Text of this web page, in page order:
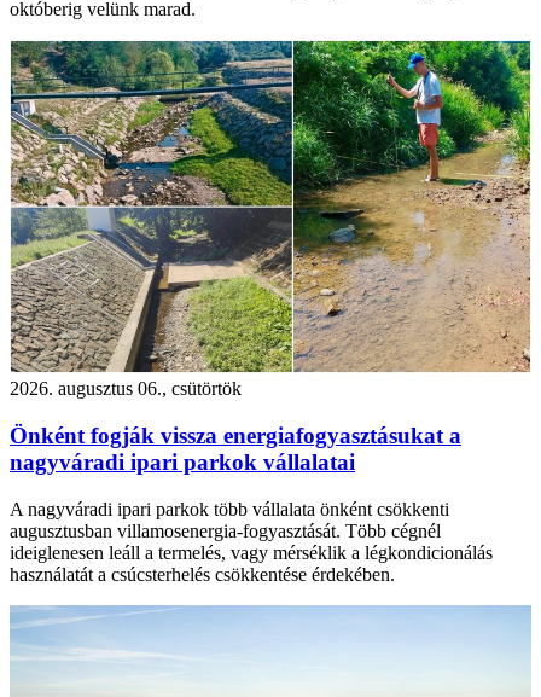
októberig velünk marad.
2026. augusztus 06., csütörtök
Önként fogják vissza energiafogyasztásukat a
nagyváradi ipari parkok vállalatai
A nagyváradi ipari parkok több vállalata önként csökkenti
augusztusban villamosenergia-fogyasztását. Több cégnél
ideiglenesen leáll a termelés, vagy mérséklik a légkondicionálás
használatát a csúcsterhelés csökkentése érdekében.